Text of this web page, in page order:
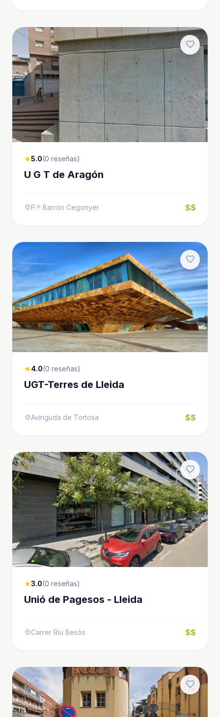
favorite
star5.0(0 reseñas)
U G T de Aragón
location_onP.º Barrón Cegonyer $$
favorite
star4.0(0 reseñas)
UGT-Terres de Lleida
location_onAvinguda de Tortosa $$
favorite
star3.0(0 reseñas)
Unió de Pagesos - Lleida
location_onCarrer Riu Besòs $$
favorite